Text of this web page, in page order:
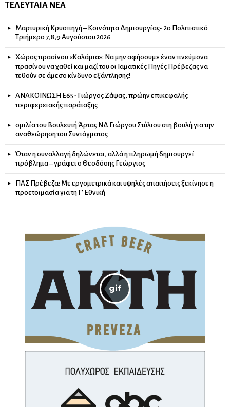
ΤΕΛΕΥΤΑΊΑ ΝΈΑ
Μαρτυρική Κρυοπηγή – Κοινότητα Δημιουργίας- 2ο Πολιτιστικό
Τριήμερο 7,8,9 Αυγούστου 2026
Χώρος πρασίνου «Καλάμια»: Να μην αφήσουμε έναν πνεύμονα
πρασίνου να χαθεί και μαζί του οι Ιαματικές Πηγές Πρέβεζας να
τεθούν σε άμεσο κίνδυνο εξάντλησης!
ΑΝΑΚΟΙΝΩΣΗ Ε65- Γιώργος Ζάψας, πρώην επικεφαλής
περιφερειακής παράταξης
ομιλία του Βουλευτή Άρτας ΝΔ Γιώργου Στύλιου στη βουλή για την
αναθεώρηση του Συντάγματος
Όταν η συναλλαγή δηλώνεται, αλλά η πληρωμή δημιουργεί
πρόβλημα – γράφει ο Θεοδόσης Γεώργιος
ΠΑΣ Πρέβεζα: Με εργομετρικά και υψηλές απαιτήσεις ξεκίνησε η
προετοιμασία για τη Γ’ Εθνική